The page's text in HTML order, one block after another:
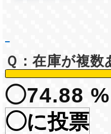
Ｑ：在庫が複
◯74.88 %
◯に投票